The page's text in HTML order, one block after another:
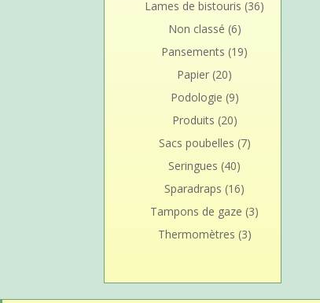
Lames de bistouris (36)
Non classé (6)
Pansements (19)
Papier (20)
Podologie (9)
Produits (20)
Sacs poubelles (7)
Seringues (40)
Sparadraps (16)
Tampons de gaze (3)
Thermomètres (3)